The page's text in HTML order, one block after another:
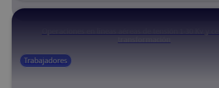
Trabajadores